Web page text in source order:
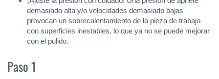
demasiado alta y/o velocidades demasiado bajas
provocan un sobrecalentamiento de la pieza de trabajo
con superficies inestables, lo que ya no se puede mejorar
con el pulido.
Paso 1